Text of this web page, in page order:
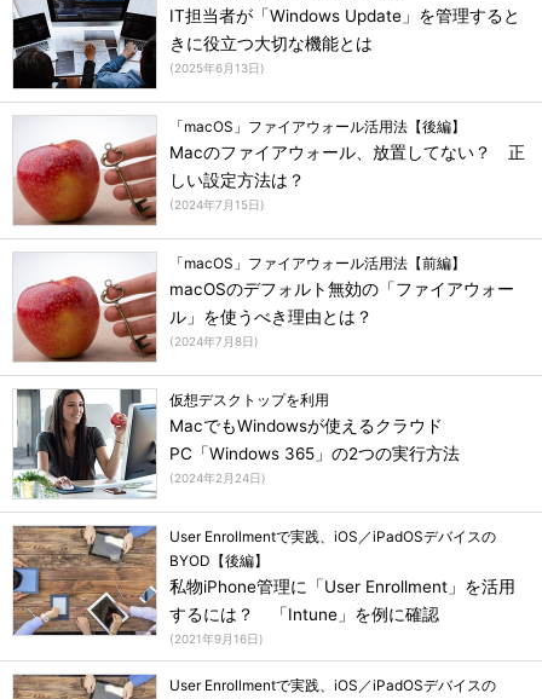
IT担当者が「Windows Update」を管理すると
きに役立つ大切な機能とは
(2025年6月13日)
「macOS」ファイアウォール活用法【後編】
Macのファイアウォール、放置してない？ 正
しい設定方法は？
(2024年7月15日)
「macOS」ファイアウォール活用法【前編】
macOSのデフォルト無効の「ファイアウォー
ル」を使うべき理由とは？
(2024年7月8日)
仮想デスクトップを利用
MacでもWindowsが使えるクラウド
PC「Windows 365」の2つの実行方法
(2024年2月24日)
User Enrollmentで実践、iOS／iPadOSデバイスの
BYOD【後編】
私物iPhone管理に「User Enrollment」を活用
するには？ 「Intune」を例に確認
(2021年9月16日)
User Enrollmentで実践、iOS／iPadOSデバイスの